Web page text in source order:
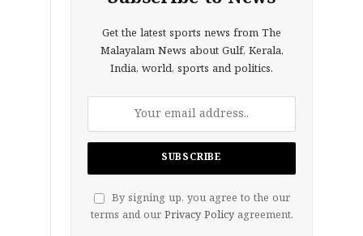
Get the latest sports news from The
Malayalam News about Gulf, Kerala,
India, world, sports and politics.
By signing up, you agree to the our
terms and our Privacy Policyagreement.